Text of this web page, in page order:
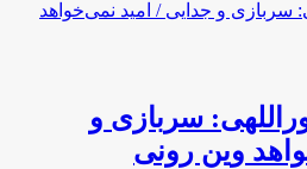
سربازی و
وین رونی